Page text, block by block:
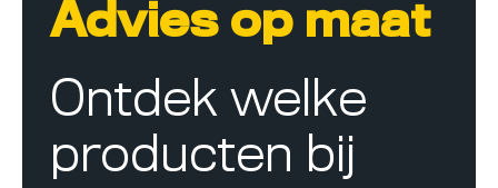
Advies op maat
Ontdek welke
producten bij